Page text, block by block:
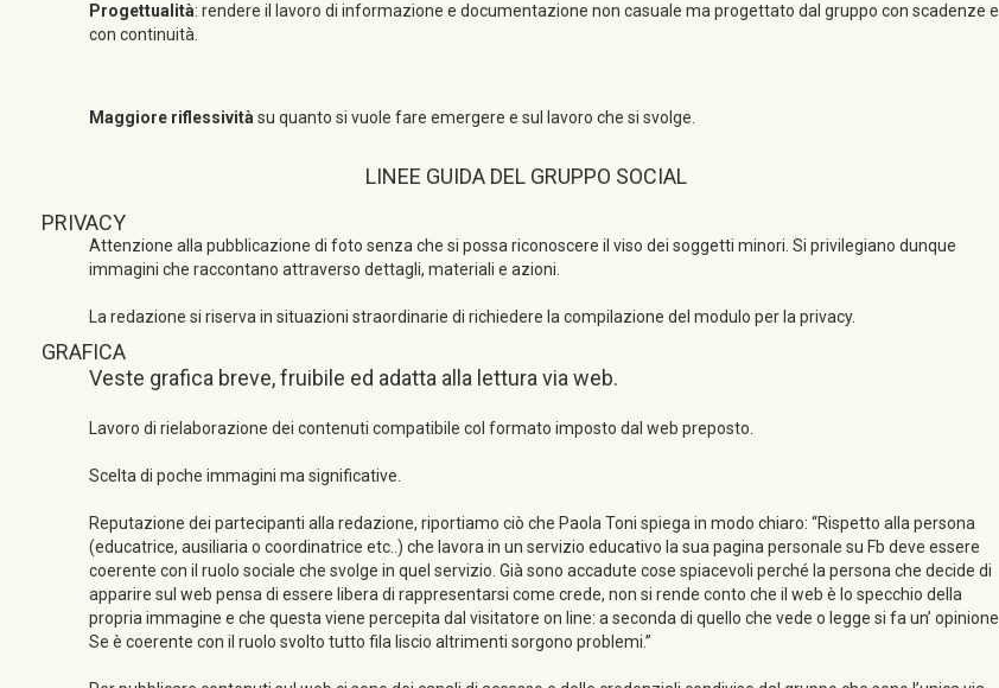
Progettualità: rendere il lavoro di informazione e documentazione non casuale ma progettato dal gruppo con scadenze e
con continuità.
Maggiore riflessività su quanto si vuole fare emergere e sul lavoro che si svolge.
LINEE GUIDA DEL GRUPPO SOCIAL
PRIVACY
Attenzione alla pubblicazione di foto senza che si possa riconoscere il viso dei soggetti minori. Si privilegiano dunque
immagini che raccontano attraverso dettagli, materiali e azioni.
La redazione si riserva in situazioni straordinarie di richiedere la compilazione del modulo per la privacy.
GRAFICA
Veste grafica breve, fruibile ed adatta alla lettura via web.
Lavoro di rielaborazione dei contenuti compatibile col formato imposto dal web preposto.
Scelta di poche immagini ma significative.
Reputazione dei partecipanti alla redazione, riportiamo ciò che Paola Toni spiega in modo chiaro: “Rispetto alla persona
(educatrice, ausiliaria o coordinatrice etc..) che lavora in un servizio educativo la sua pagina personale su Fb deve essere
coerente con il ruolo sociale che svolge in quel servizio. Già sono accadute cose spiacevoli perché la persona che decide di
apparire sul web pensa di essere libera di rappresentarsi come crede, non si rende conto che il web è lo specchio della
propria immagine e che questa viene percepita dal visitatore on line: a seconda di quello che vede o legge si fa un’ opinione.
Se è coerente con il ruolo svolto tutto fila liscio altrimenti sorgono problemi.”